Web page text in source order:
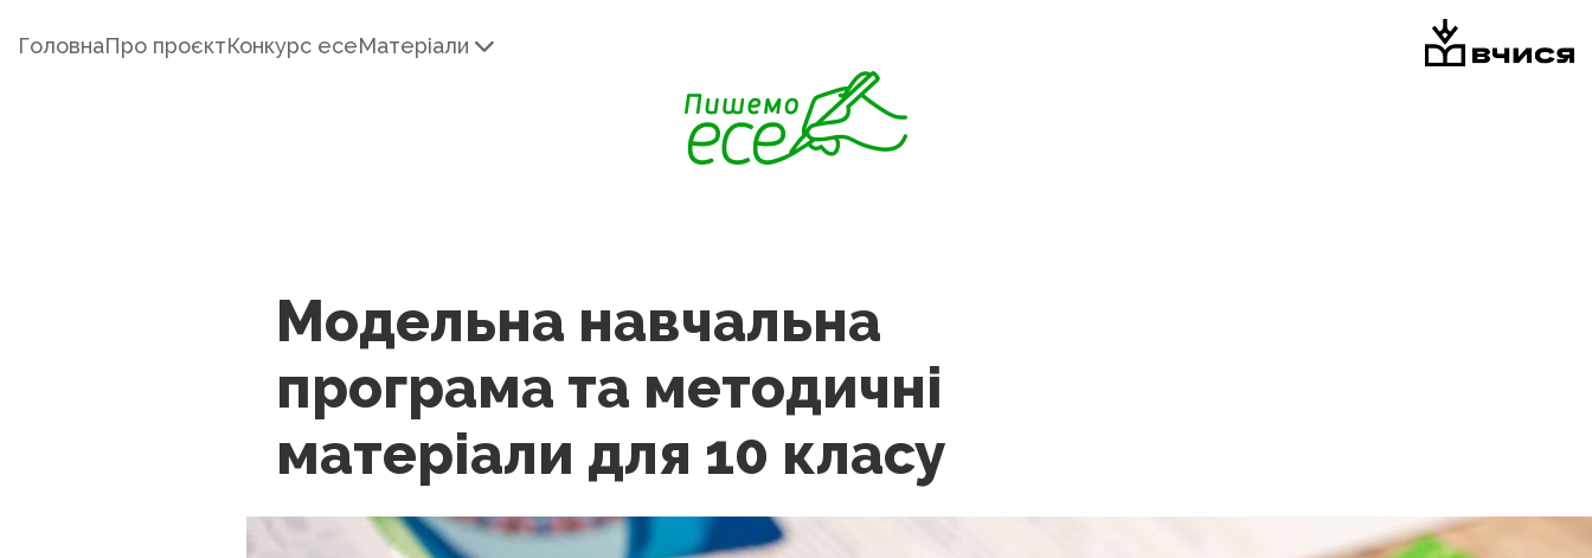
ГоловнаПро проєктКонкурс есеМатеріали
Модельна навчальна
програма та методичні
матеріали для 10 класу